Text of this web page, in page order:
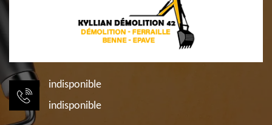
indisponible
indisponible